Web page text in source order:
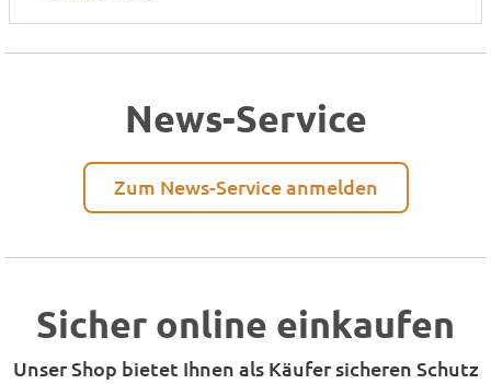
News-Service
Zum News-Service anmelden
Sicher online einkaufen
Unser Shop bietet Ihnen als Käufer sicheren Schutz